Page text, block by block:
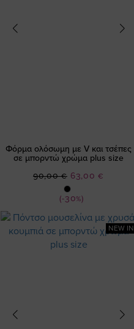
Φόρμα ολόσωμη με V και τσέπες
σε μπορντώ χρώμα plus size
(-30%)
Ειδική
Τιμή
63,00 €
90,00 €
NEW IN